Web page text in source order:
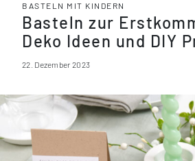
BASTELN MIT KINDERN
Basteln zur
Deko Ideen und DIY
22. Dezember 2023